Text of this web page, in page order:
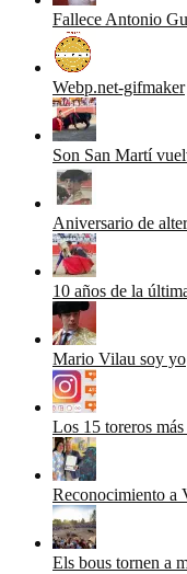
Fallece Antonio
Webp.net-gifmaker
Son San Martí
Aniversario de
10 años de la
Mario Vilau soy yo
Los 15 toreros
Reconocimiento a
Els bous tornen a